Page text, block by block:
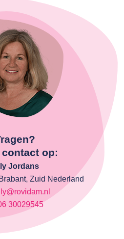
contact op:
Jordans
Zuid Nederland
30029545